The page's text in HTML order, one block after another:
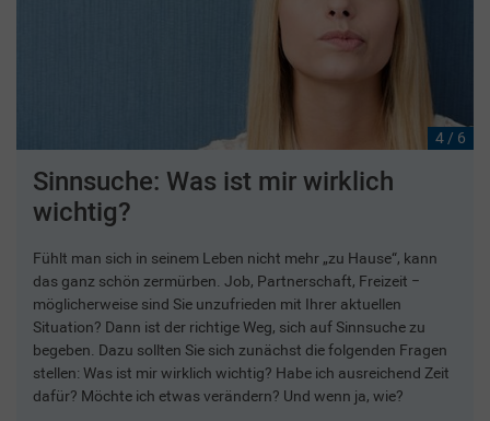
4 / 6
Sinnsuche: Was ist mir wirklich
wichtig?
Fühlt man sich in seinem Leben nicht mehr „zu Hause“, kann
das ganz schön zermürben. Job, Partnerschaft, Freizeit −
möglicherweise sind Sie unzufrieden mit Ihrer aktuellen
Situation? Dann ist der richtige Weg, sich auf Sinnsuche zu
begeben. Dazu sollten Sie sich zunächst die folgenden Fragen
stellen: Was ist mir wirklich wichtig? Habe ich ausreichend Zeit
dafür? Möchte ich etwas verändern? Und wenn ja, wie?